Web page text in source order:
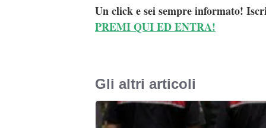
Un click e sei sempre informato!
PREMI QUI ED ENTRA!
Gli altri articoli